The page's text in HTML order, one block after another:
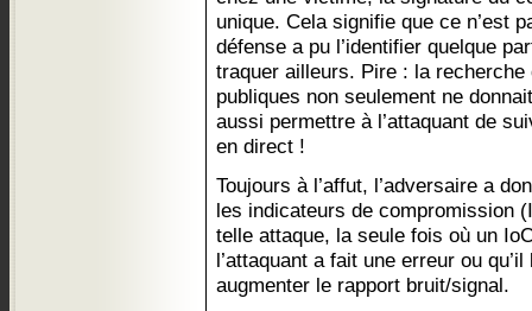
unique. Cela signifie que ce n’est
défense a pu l’identifier quelque
traquer ailleurs. Pire : la
publiques non seulement ne
aussi permettre à l’attaquant de
en direct !
Toujours à l’affut, l’adversaire a
les indicateurs de compromission
telle attaque, la seule fois où un
l’attaquant a fait une erreur ou
augmenter le rapport bruit/signal.